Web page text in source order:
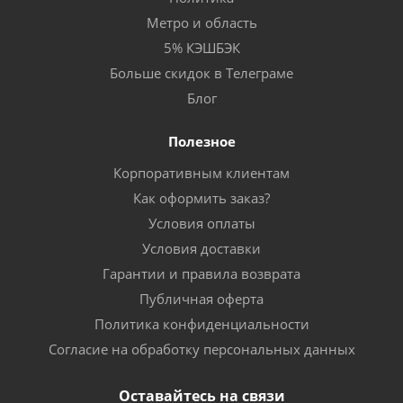
Метро и область
5% КЭШБЭК
Больше скидок в Телеграме
Блог
Полезное
Корпоративным клиентам
Как оформить заказ?
Условия оплаты
Условия доставки
Гарантии и правила возврата
Публичная оферта
Политика конфиденциальности
Согласие на обработку персональных данных
Оставайтесь на связи